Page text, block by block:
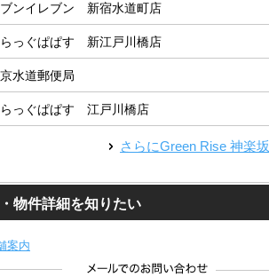
ンイレブン 新宿水道町店
っぐぱぱす 新江戸川橋店
水道郵便局
っぐぱぱす 江戸川橋店
さらにGreen Rise 神楽坂
物件詳細を知りたい
案内